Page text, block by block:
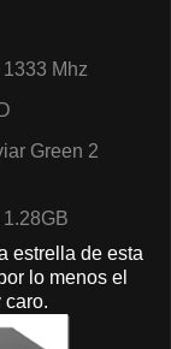
Mhz
Green 2
estrella de esta
lo menos el
caro.